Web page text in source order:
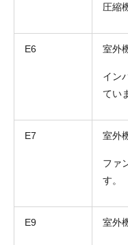
圧縮
E6 室外
イン
てい
E7 室外
ファ
す。
E9 室外